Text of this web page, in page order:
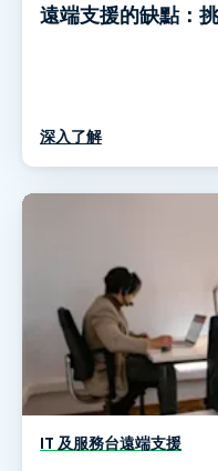
遠端支援的缺點：
深入了解
IT 及服務台遠端支援